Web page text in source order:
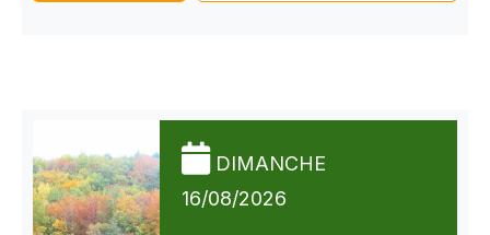
DIMANCHE
16/08/2026